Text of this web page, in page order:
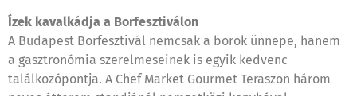
Ízek kavalkádja a Borfesztiválon
A Budapest Borfesztivál nemcsak a borok ünnepe, hanem
a gasztronómia szerelmeseinek is egyik kedvenc
találkozópontja. A Chef Market Gourmet Teraszon három